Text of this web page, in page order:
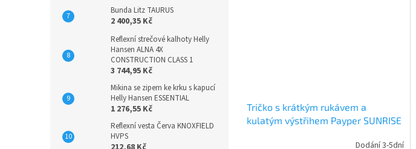
Bunda Litz TAURUS
2 400,35 Kč
Reflexní strečové kalhoty Helly
Hansen ALNA 4X
CONSTRUCTION CLASS 1
3 744,95 Kč
Mikina se zipem ke krku s kapucí
Helly Hansen ESSENTIAL
1 276,55 Kč
Reflexní vesta Červa KNOXFIELD
HVPS
Tričko s krátkým rukávem a
kulatým výstřihem Payper SUNRISE
Dodání 3-5dní